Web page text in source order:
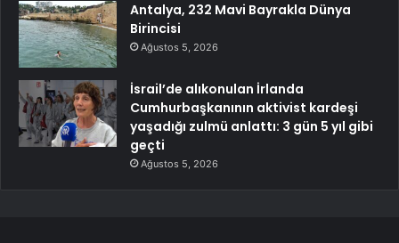
Antalya, 232 Mavi Bayrakla Dünya
Birincisi
Ağustos 5, 2026
İsrail’de alıkonulan İrlanda
Cumhurbaşkanının aktivist kardeşi
yaşadığı zulmü anlattı: 3 gün 5 yıl gibi
geçti
Ağustos 5, 2026